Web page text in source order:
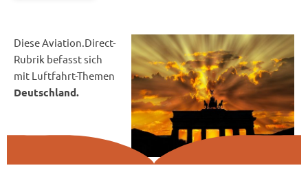
Diese Aviation.Direct-
Rubrik befasst sich
mit Luftfahrt-Themen
Deutschland.